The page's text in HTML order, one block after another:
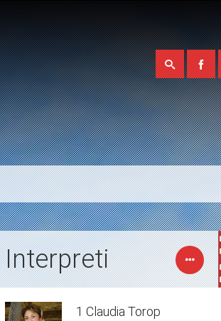
Interpreti
1 Claudia Torop